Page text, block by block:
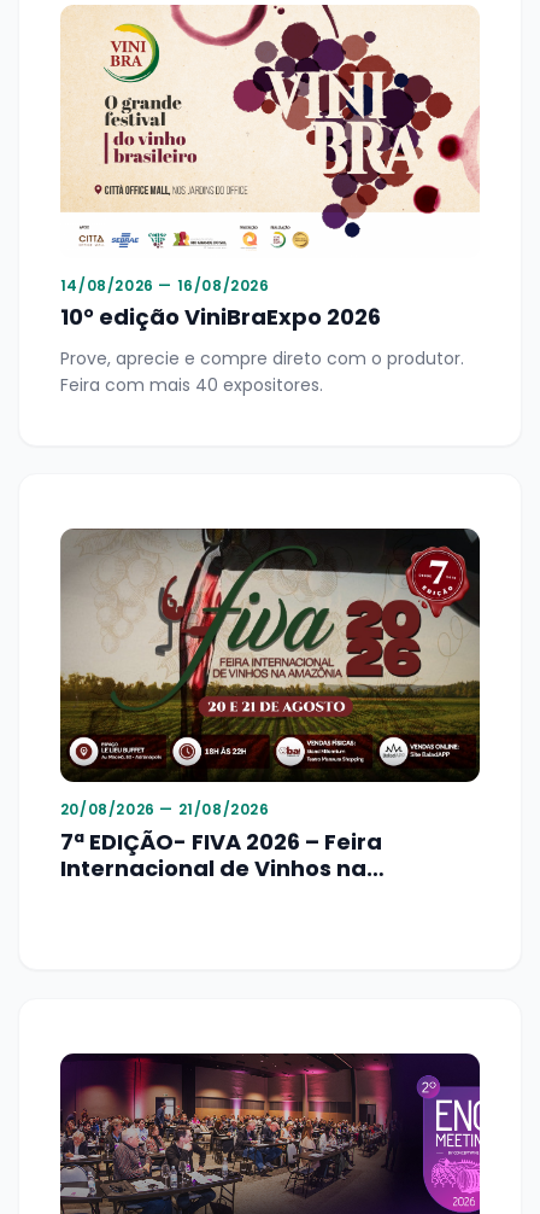
14/08/2026 — 16/08/2026
10° edição ViniBraExpo 2026
Prove, aprecie e compre direto com o produtor.
Feira com mais 40 expositores.
20/08/2026 — 21/08/2026
7ª EDIÇÃO- FIVA 2026 – Feira
Internacional de Vinhos na